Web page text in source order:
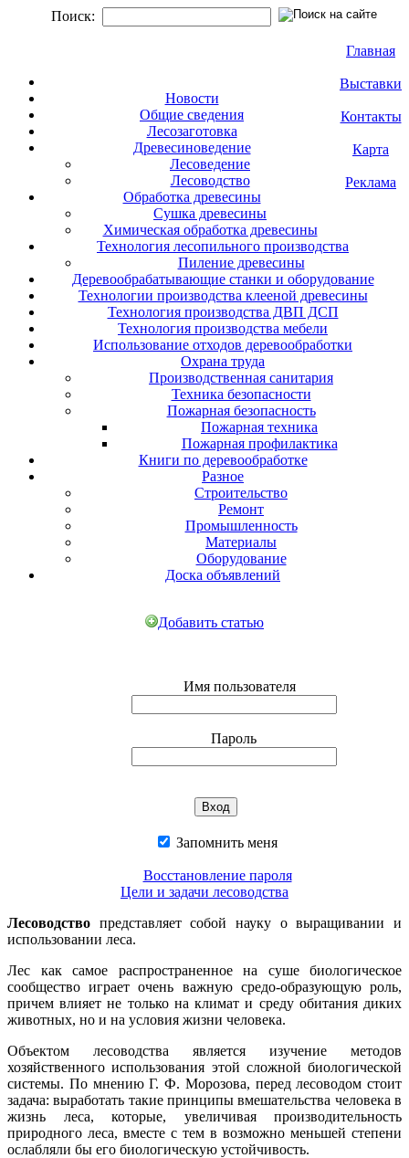
Поиск:
Главная
Выставки
Контакты
Карта
Реклама
Новости
Общие сведения
Лесозаготовка
Древесиноведение
Лесоведение
Лесоводство
Обработка древесины
Сушка древесины
Химическая обработка древесины
Технология лесопильного производства
Пиление древесины
Деревообрабатывающие станки и оборудование
Технологии производства клееной древесины
Технология производства ДВП ДСП
Технология производства мебели
Использование отходов деревообработки
Охрана труда
Производственная санитария
Техника безопасности
Пожарная безопасность
Пожарная техника
Пожарная профилактика
Книги по деревообработке
Разное
Строительство
Ремонт
Промышленность
Материалы
Оборудование
Доска объявлений
Добавить статью
Имя пользователя
Пароль
Запомнить меня
Восстановление пароля
Цели и задачи лесоводства
Лесоводство представляет собой науку о выращивании и
использовании леса.
Лес как самое распространенное на суше биологическое
сообщество играет очень важную средо-образующую роль,
причем влияет не только на климат и среду обитания диких
животных, но и на условия жизни человека.
Объектом лесоводства является изучение методов
хозяйственного использования этой сложной биологической
системы. По мнению Г. Ф. Морозова, перед лесоводом стоит
задача: выработать такие принципы вмешательства человека в
жизнь леса, которые, увеличивая производительность
природного леса, вместе с тем в возможно меньшей степени
ослабляли бы его биологическую устойчивость.